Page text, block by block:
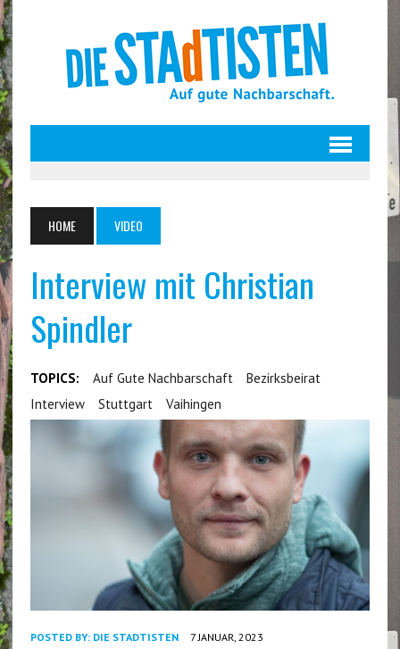
HOME VIDEO
Interview mit Christian
Spindler
TOPICS: Auf Gute Nachbarschaft
Bezirksbeirat
Interview
Stuttgart Vaihingen
POSTED BY: DIE STADTISTEN 7 JANUAR, 2023